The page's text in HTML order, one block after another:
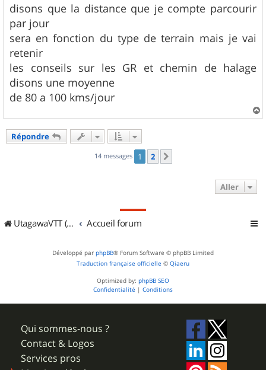
s
s
a
g
e
disons que la distance que je compte parcourir
par jour
sera en fonction du type de terrain mais je vai
retenir
les conseils sur les GR et chemin de halage
disons une moyenne
de 80 a 100 kms/jour
a
Répondre
14 messages 1 2
Aller
UtagawaVTT (Randos VTT et VTTAE avec traces GPS) Accueil forum
Développé par phpBB® Forum Software © phpBB Limited
Traduction française officielle © Qiaeru
Optimized by: phpBB SEO
Confidentialité | Conditions
Qui sommes-nous ?
Contact & Logos
Services pros